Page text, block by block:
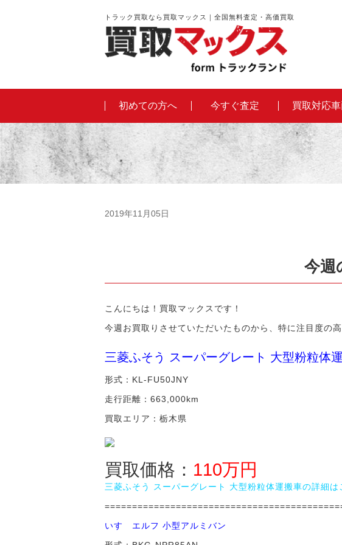
トラック買取なら買取マックス｜全国無料査定・高価買取
ッ
ク
買
取
取
ッ
ク
無
料
初めての方へ 今すぐ査定 買取対応
2019年11月05日
今週
こんにちは！買取マックスです！
今週お買取りさせていただいたものから、特に注目度の
三菱ふそう スーパーグレート 大型粉粒体
形式：KL-FU50JNY
走行距離：663,000km
買取エリア：栃木県
買取価格： 110万円
三菱ふそう スーパーグレート 大型粉粒体運搬車の詳細
いすゞエルフ 小型アルミバン